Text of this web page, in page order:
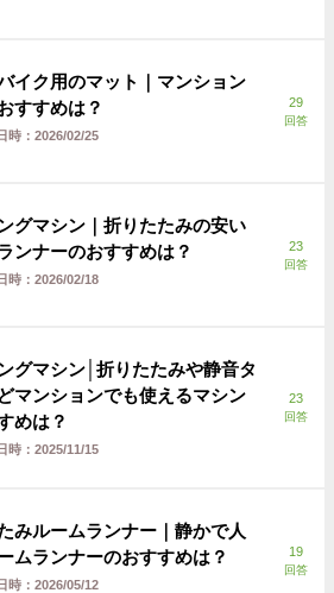
イク用のマット｜マンション
すすめは？
時： 2026/02/25
29
回答
グマシン｜折りたたみの安い
ンナーのおすすめは？
時： 2026/02/18
23
回答
グマシン│折りたたみや静音タ
マンションでも使えるマシン
めは？
時： 2025/11/15
23
回答
みルームランナー｜静かで人
ムランナーのおすすめは？
時： 2026/05/12
19
回答